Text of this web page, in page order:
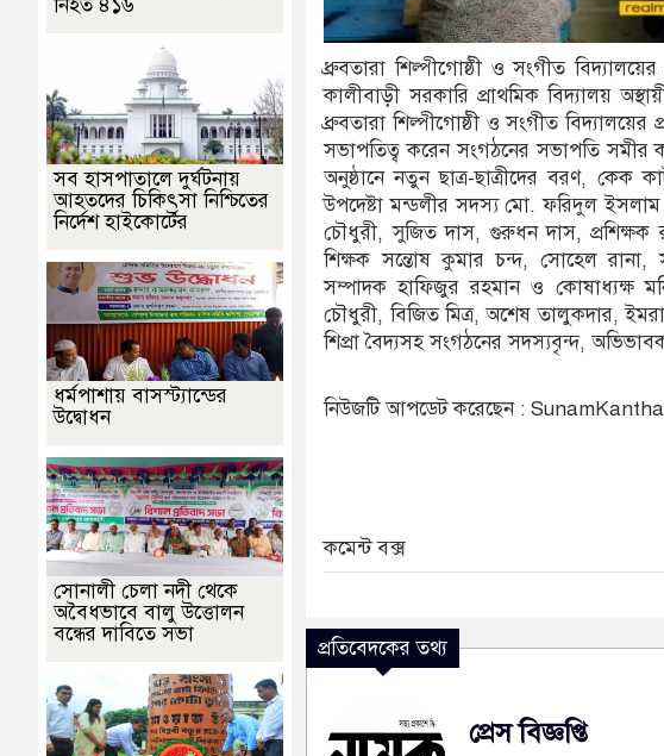
ধ্রুবতারা শিল্পীগোষ্ঠী ও সংগীত
কালীবাড়ী সরকারি প্রাথমিক বিদ্যালয়
ধ্রুবতারা শিল্পীগোষ্ঠী ও সংগীত
সভাপতিত্ব করেন সংগঠনের সভাপতি সমীর
অনুষ্ঠানে নতুন ছাত্র-ছাত্রীদের বরণ, কেক
উপদেষ্টা মন্ডলীর সদস্য মো. ফরিদুল
চৌধুরী, সুজিত দাস, গুরুধন দাস, প্রশিক্ষক
শিক্ষক সন্তোষ কুমার চন্দ, সোহেল
সম্পাদক হাফিজুর রহমান ও কোষাধ্যক্ষ
চৌধুরী, বিজিত মিত্র, অশেষ তালুকদার,
শিপ্রা বৈদ্যসহ সংগঠনের সদস্যবৃন্দ, অভিভাবক
নিউজটি আপডেট করেছেন : SunamKantha
কমেন্ট বক্স
প্রতিবেদকের তথ্য
প্রেস বিজ্ঞপ্তি
সব হাসপাতালে দুর্ঘটনায়
আহতদের চিকিৎসা নিশ্চিতের
নির্দেশ হাইকোর্টের
ধর্মপাশায় বাসস্ট্যান্ডের
উদ্বোধন
সোনালী চেলা নদী থেকে
অবৈধভাবে বালু উত্তোলন
বন্ধের দাবিতে সভা